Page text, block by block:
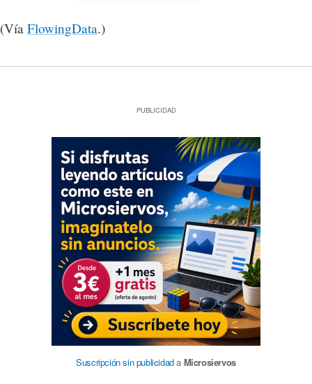
(Vía FlowingData.)
PUBLICIDAD
Suscripción sin publicidada Microsiervos